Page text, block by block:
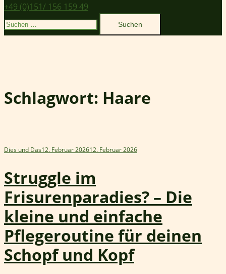
+49 (0)151/ 156 159 49
Suchen
nach:
Schlagwort: Haare
Dies und Das12. Februar 202612. Februar 2026
Struggle im
Frisurenparadies? – Die
kleine und einfache
Pflegeroutine für deinen
Schopf und Kopf